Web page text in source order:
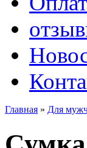
Главная » Для